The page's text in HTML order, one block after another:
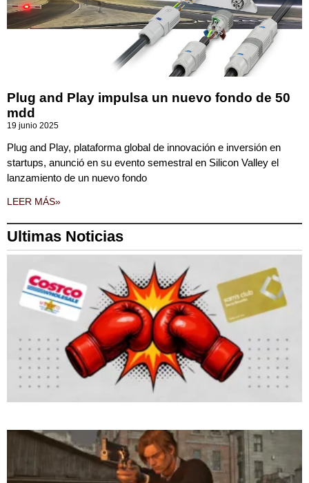
Plug and Play impulsa un nuevo fondo de 50
mdd
19 junio 2025
Plug and Play, plataforma global de innovación e inversión en
startups, anunció en su evento semestral en Silicon Valley el
lanzamiento de un nuevo fondo
LEER MÁS»
Ultimas Noticias